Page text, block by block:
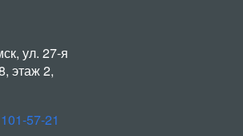
ул. 27-я
этаж 2,
57-21